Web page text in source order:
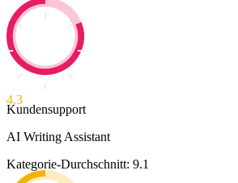
4.3
Kundensupport
AI Writing Assistant
Kategorie-Durchschnitt: 9.1